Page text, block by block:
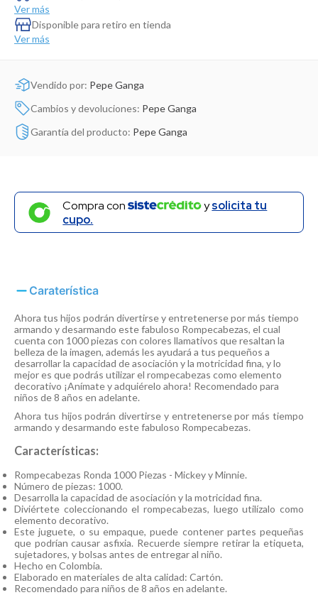
Ver más
Disponible para retiro en tienda
Ver más
Vendido por: Pepe Ganga
Cambios y devoluciones: Pepe Ganga
Garantía del producto: Pepe Ganga
Compra con ysolicita tu
cupo.
Caraterística
Ahora tus hijos podrán divertirse y entretenerse por más tiempo
armando y desarmando este fabuloso Rompecabezas, el cual
cuenta con 1000 piezas con colores llamativos que resaltan la
belleza de la imagen, además les ayudará a tus pequeños a
desarrollar la capacidad de asociación y la motricidad fina, y lo
mejor es que podrás utilizar el rompecabezas como elemento
decorativo ¡Anímate y adquiérelo ahora! Recomendado para
niños de 8 años en adelante.
Ahora tus hijos podrán divertirse y entretenerse por más tiempo
armando y desarmando este fabuloso Rompecabezas.
Características:
Rompecabezas Ronda 1000 Piezas - Mickey y Minnie.
Número de piezas: 1000.
Desarrolla la capacidad de asociación y la motricidad fina.
Diviértete coleccionando el rompecabezas, luego utilízalo como
elemento decorativo.
Este juguete, o su empaque, puede contener partes pequeñas
que podrían causar asfixia. Recuerde siempre retirar la etiqueta,
sujetadores, y bolsas antes de entregar al niño.
Hecho en Colombia.
Elaborado en materiales de alta calidad: Cartón.
Recomendado para niños de 8 años en adelante.
Dinosaurio Juguete